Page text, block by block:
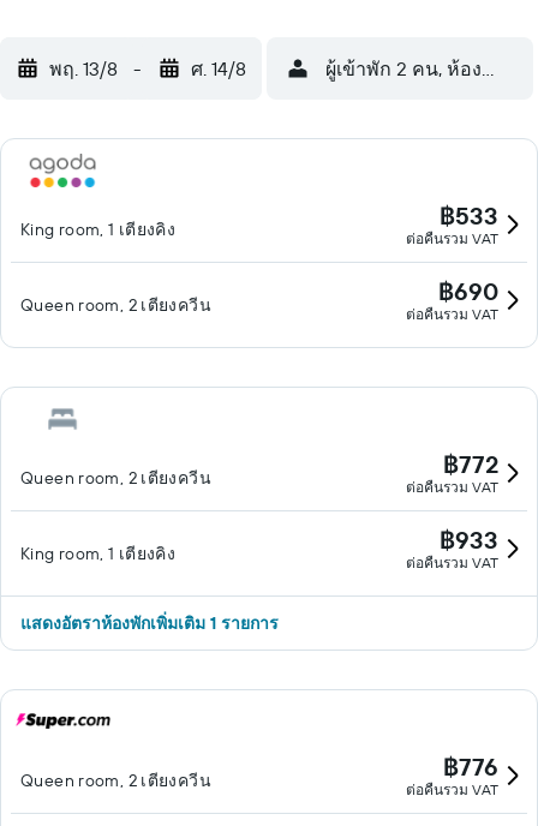
พฤ. 13/8 - ศ. 14/8 ผู้เข้าพัก 2 คน, ห้องพัก 1
King room, 1 เตียงคิง ฿533
ต่อคืนรวม VAT
Queen room, 2 เตียงควีน ฿690
ต่อคืนรวม VAT
Queen room, 2 เตียงควีน ฿772
ต่อคืนรวม VAT
King room, 1 เตียงคิง ฿933
ต่อคืนรวม VAT
แสดงอัตราห้องพักเพิ่มเติม 1 รายการ
Queen room, 2 เตียงควีน ฿776
ต่อคืนรวม VAT